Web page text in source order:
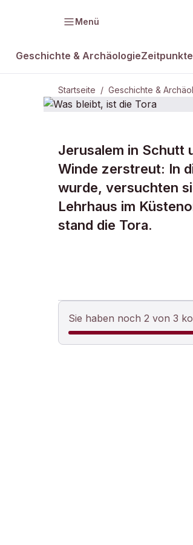
Menü
Geschichte & ArchäologieZeitpunkte
Startseite / Geschichte &
DAMALS PlusGESCHICHTE
Was
Tora
Jerusalem in Schutt
Winde zerstreut: In
wurde, versuchten
Lehrhaus im
stand die Tora.
Sie haben noch 2 von 3